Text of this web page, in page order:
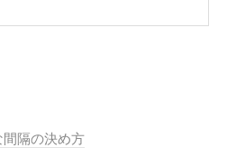
隔の決め方